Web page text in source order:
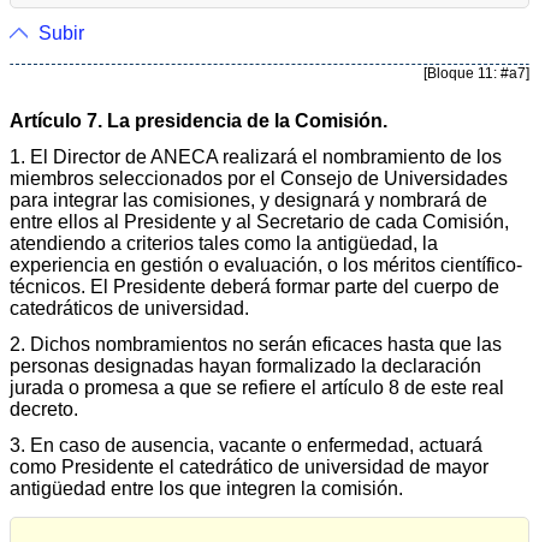
Subir
[Bloque 11: #a7]
Artículo 7. La presidencia de la Comisión.
1. El Director de ANECA realizará el nombramiento de los
miembros seleccionados por el Consejo de Universidades
para integrar las comisiones, y designará y nombrará de
entre ellos al Presidente y al Secretario de cada Comisión,
atendiendo a criterios tales como la antigüedad, la
experiencia en gestión o evaluación, o los méritos científico-
técnicos. El Presidente deberá formar parte del cuerpo de
catedráticos de universidad.
2. Dichos nombramientos no serán eficaces hasta que las
personas designadas hayan formalizado la declaración
jurada o promesa a que se refiere el artículo 8 de este real
decreto.
3. En caso de ausencia, vacante o enfermedad, actuará
como Presidente el catedrático de universidad de mayor
antigüedad entre los que integren la comisión.